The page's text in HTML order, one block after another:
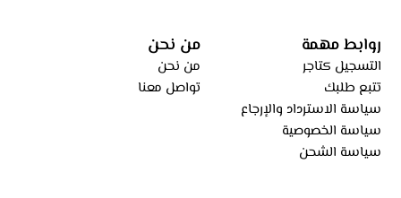
روابط مهمة
التسجيل كتاجر
تتبع طلبك
سياسة الاسترداد والإرجاع
سياسة الخصوصية
سياسة الشحن
من نحن
من نحن
تواصل معنا